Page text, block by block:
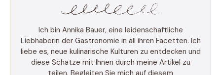
Ich bin Annika Bauer, eine leidenschaftliche
Liebhaberin der Gastronomie in all ihren Facetten. Ich
liebe es, neue kulinarische Kulturen zu entdecken und
diese Schätze mit Ihnen durch meine Artikel zu
teilen. Begleiten Sie mich auf diesem